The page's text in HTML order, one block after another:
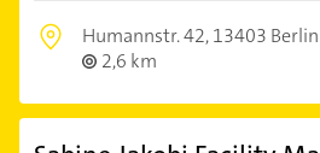
Humannstr. 42,13403 Berlin
2,6 km